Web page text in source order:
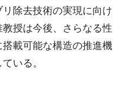
除去技術の実現に向け
授は今後、さらなる性
載可能な構造の推進機
いる。